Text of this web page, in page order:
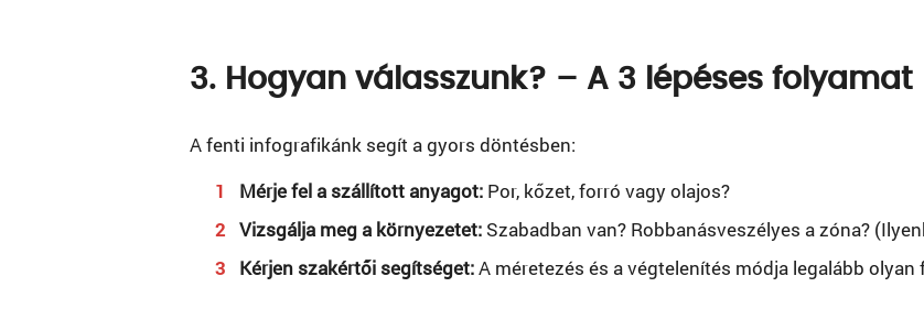
3. Hogyan válasszunk? – A 3 lépéses folyamat
A fenti infografikánk segít a gyors döntésben:
Mérje fel a szállított anyagot: Por, kőzet, forró vagy olajos?
Vizsgálja meg a környezetet: Szabadban van? Robbanásveszélyes a zóna?
Kérjen szakértői segítséget:A méretezés és a végtelenítés módja legalább